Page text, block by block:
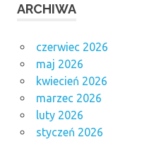
ARCHIWA
czerwiec 2026
maj 2026
kwiecień 2026
marzec 2026
luty 2026
styczeń 2026